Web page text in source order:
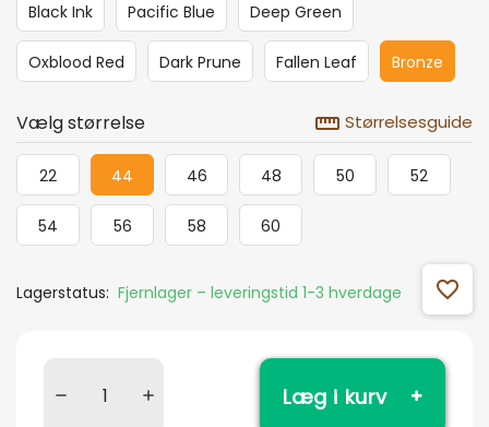
Black Ink Pacific Blue Deep Green
Oxblood Red Dark Prune Fallen Leaf Bronze
Vælg størrelse straighten Størrelsesguide
22 44 46 48 50 52
54 56 58 60
Lagerstatus: Fjernlager – leveringstid 1-3 hverdage favorite_outline
Læg i kurv